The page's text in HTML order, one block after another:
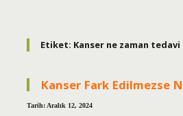
Etiket: Kanser ne zaman
Kanser Fark Edilmezse
Tarih: Aralık 12, 2024